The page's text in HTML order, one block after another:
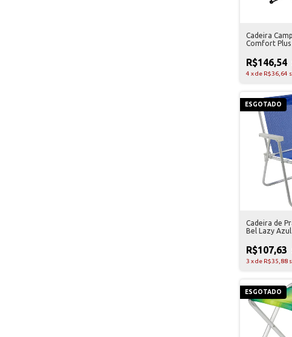
Cadeira
Comfort
R$146,54
4 xde R$36,64
ESGOTADO
Cadeira de
Bel Lazy Azul
R$107,63
3 xde R$35,88
ESGOTADO